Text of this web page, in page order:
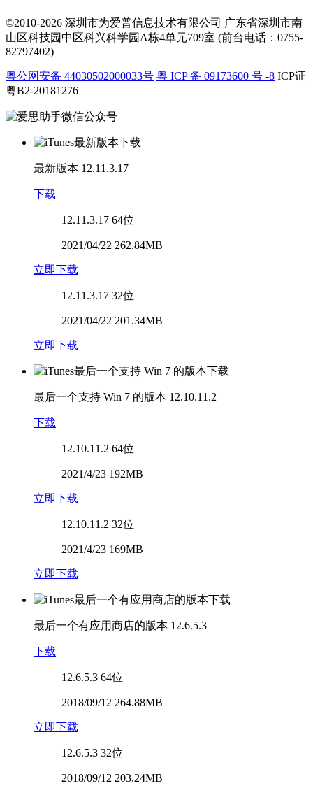
©2010-2026 深圳市为爱普信息技术有限公司 广东省深圳市南
山区科技园中区科兴科学园A栋4单元709室 (前台电话：0755-
82797402)
粤公网安备 44030502000033号 粤 ICP 备 09173600 号 -8 ICP证
粤B2-20181276
最新版本 12.11.3.17
下载
12.11.3.17 64位
2021/04/22 262.84MB
立即下载
12.11.3.17 32位
2021/04/22 201.34MB
立即下载
最后一个支持 Win 7 的版本 12.10.11.2
下载
12.10.11.2 64位
2021/4/23 192MB
立即下载
12.10.11.2 32位
2021/4/23 169MB
立即下载
最后一个有应用商店的版本 12.6.5.3
下载
12.6.5.3 64位
2018/09/12 264.88MB
立即下载
12.6.5.3 32位
2018/09/12 203.24MB